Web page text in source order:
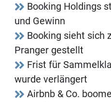
Booking Holdings
und Gewinn
Booking sieht sich
Pranger gestellt
Frist für
wurde verlängert
Airbnb & Co.